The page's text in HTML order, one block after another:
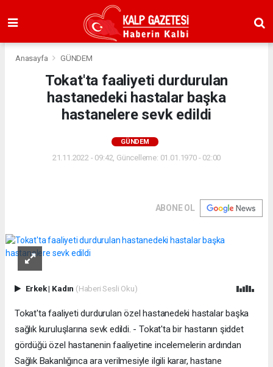
Anasayfa GÜNDEM
Tokat'ta faaliyeti durdurulan
hastanedeki hastalar başka
hastanelere sevk edildi
GÜNDEM
21.11.2022 - 09:42, Güncelleme: 01.01.1970 - 02:00
ABONE OL
Erkek| Kadın (Haberi Sesli Oku)
Tokat'ta faaliyeti durdurulan özel hastanedeki hastalar başka
sağlık kuruluşlarına sevk edildi. - Tokat'ta bir hastanın şiddet
gördüğü özel hastanenin faaliyetine incelemelerin ardından
Sağlık Bakanlığınca ara verilmesiyle ilgili karar, hastane